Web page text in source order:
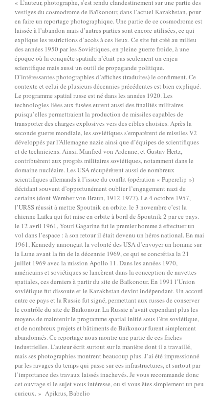
« L’auteur, photographe, s’est rendu clandestinement sur une partie des
vestiges du cosmodrome de Baïkonour, dans l’actuel Kazakhstan, pour
en faire un reportage photographique. Une partie de ce cosmodrome est
laissée à l’abandon mais d’autres parties sont encore utilisées, ce qui
explique les restrictions d’accès à ces lieux. Ce site fut créé au milieu
des années 1950 par les Soviétiques, en pleine guerre froide, à une
époque où la conquête spatiale n’était pas seulement un enjeu
scientifique mais aussi un outil de propagande politique.
D’intéressantes photographies d’affiches (traduites) le confirment. Ce
contexte et celui de plusieurs décennies précédentes est bien expliqué.
Le programme spatial russe est né dans les années 1920. Les
technologies liées aux fusées eurent aussi des finalités militaires
puisqu’elles permettraient la production de missiles capables de
transporter des charges explosives vers des cibles choisies. Après la
seconde guerre mondiale, les soviétiques s’emparèrent de missiles V2
développés par l’Allemagne nazie ainsi que d’équipes de scientifiques
et de techniciens. Ainsi, Manfred von Ardenne, et Gustav Hertz,
contribuèrent aux progrès militaires soviétiques, notamment dans le
domaine nucléaire. Les USA récupérèrent aussi de nombreux
scientifiques allemands à l’issue du conflit (opération « Paperclip »)
décidant souvent d’opportunément oublier l’engagement nazi de
certains (dont Wernher von Braun, 1912-1977). Le 4 octobre 1957,
l’URSS réussit à mettre Spoutnik en orbite. le 3 novembre c’est la
chienne Laïka qui fut mise en orbite à bord de Spoutnik 2 par ce pays.
le 12 avril 1961, Youri Gagarine fut le premier homme à effectuer un
vol dans l’espace : à son retour il était devenu un héros national. En mai
1961, Kennedy annonçait la volonté des USA d’envoyer un homme sur
la Lune avant la fin de la décennie 1969, ce qui se concrétisa la 21
juillet 1969 avec la mission Apollo 11. Dans les années 1970,
américains et soviétiques se lancèrent dans la conception de navettes
spatiales, ces derniers à partir du site de Baïkonour. En 1991 l’Union
soviétique fut dissoute et le Kazakhstan devint indépendant. Un accord
entre ce pays et la Russie fut signé, permettant aux russes de conserver
le contrôle du site de Baïkonour. La Russie n’avait cependant plus les
moyens de maintenir le programme spatial initié sous l’ère soviétique,
et de nombreux projets et bâtiments de Baïkonour furent simplement
abandonnés. Ce reportage nous montre une partie de ces friches
industrielles. L’auteur écrit surtout sur la manière dont il a travaillé,
mais ses photographies montrent beaucoup plus. J’ai été impressionné
par les ravages du temps qui passe sur ces infrastructures, et surtout par
l’importance des travaux laissés inachevés. Je vous recommande donc
cet ouvrage si le sujet vous intéresse, ou si vous êtes simplement un peu
curieux. » Apikrus, Babelio